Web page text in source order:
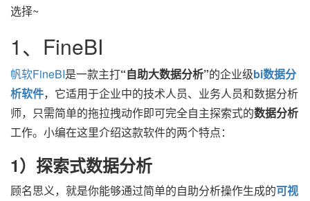
选择~
1、FineBI
帆软FineBI是一款主打“自助大数据分析”的企业级bi数据分
析软件，它适用于企业中的技术人员、业务人员和数据分析
师，只需简单的拖拉拽动作即可完全自主探索式的数据分析
工作。小编在这里介绍这款软件的两个特点：
1）探索式数据分析
顾名思义，就是你能够通过简单的自助分析操作生成的可视